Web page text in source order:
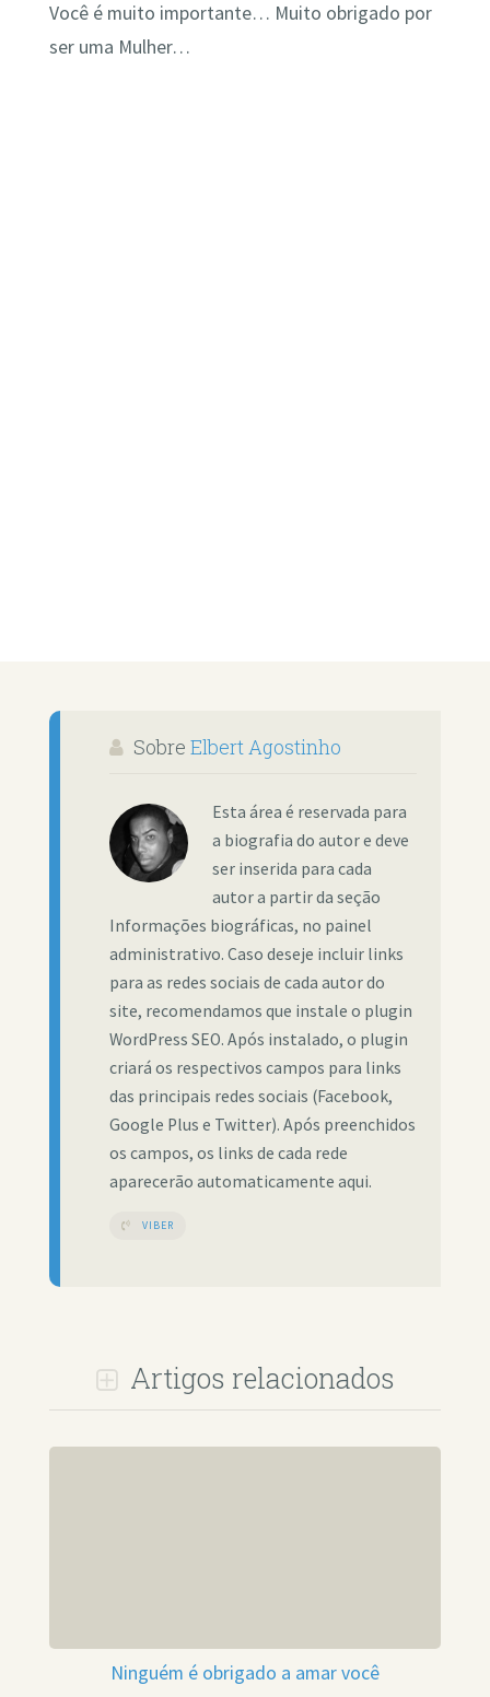
Você é muito importante… Muito obrigado por
ser uma Mulher…
Sobre Elbert Agostinho
Esta área é reservada para
a biografia do autor e deve
ser inserida para cada
autor a partir da seção
Informações biográficas, no painel
administrativo. Caso deseje incluir links
para as redes sociais de cada autor do
site, recomendamos que instale o plugin
WordPress SEO. Após instalado, o plugin
criará os respectivos campos para links
das principais redes sociais (Facebook,
Google Plus e Twitter). Após preenchidos
os campos, os links de cada rede
aparecerão automaticamente aqui.
VIBER
Artigos relacionados
Ninguém é obrigado a amar você